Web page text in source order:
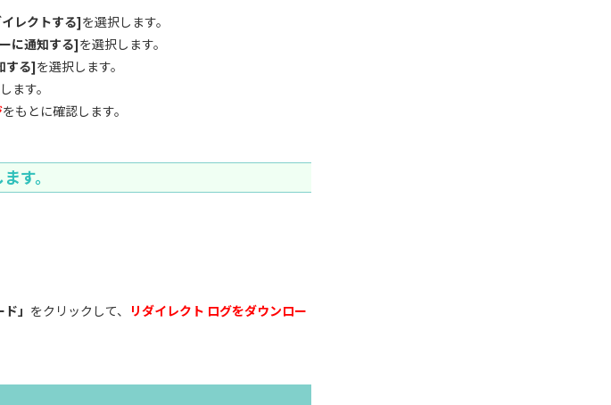
レクトする]を選択します。
に通知する]を選択します。
する]を選択します。
ます。
をもとに確認します。
す。
」 をクリックして、
リダイレクト ログをダウンロー